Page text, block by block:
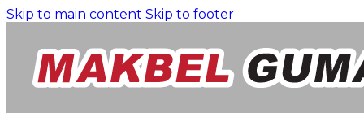
Skip to main content Skip to footer